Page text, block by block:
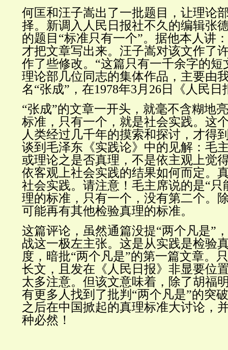
何匡和汪子嵩出了一批题目，让理论
择。新调入人民日报社不久的编辑张
的题目“标准只有一个”。据他本人讲
才把文章写出来。汪子嵩对该文作了
作了些修改。“这篇只有一千余字的短
理论部几位同志的集体作品，主要由
名“张成”，在1978年3月26日《人民
“张成”的文章一开头，就毫不含糊地
标准，只有一个，就是社会实践。这
人类经过几千年的摸索和探讨，才得
谈到毛泽东《实践论》中的见解：毛
或理论之是否真理，不是依主观上觉
依客观上社会实践的结果如何而定。
社会实践。请注意！毛主席说的是“只
理的标准，只有一个，没有第二个。
可能再有其他检验真理的标准。
这篇评论，虽然通篇没提“两个凡是”
战这一极左主张。这是从实践是检验
度，暗批“两个凡是”的第一篇文章。
长文，且发在《人民日报》非显要位
太多注意。但该文意味着，除了胡福
有更多人找到了批判“两个凡是”的突
之后在中国掀起的真理标准大讨论，
种必然！